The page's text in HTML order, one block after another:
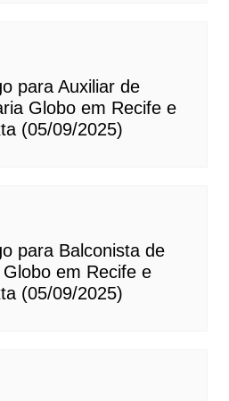
para Auxiliar de
Globo em Recife e
(05/09/2025)
para Balconista de
em Recife e
(05/09/2025)